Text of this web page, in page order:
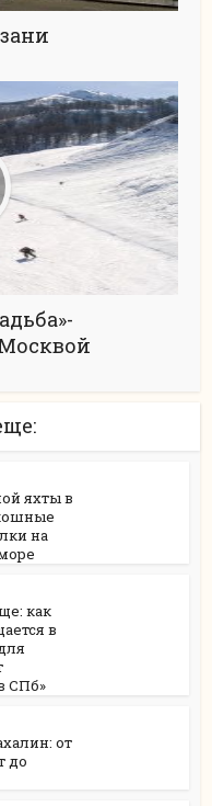
яхты в
на
как
в
СПб»
от
до